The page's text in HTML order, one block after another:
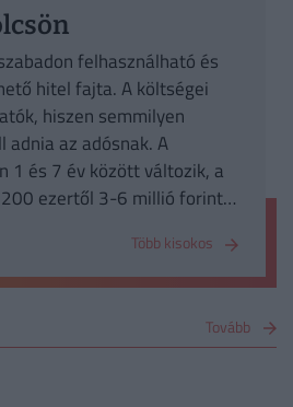
felhasználható és
hitel fajta. A költségei
hiszen semmilyen
az adósnak. A
1 és 7 év között változik, a
ezertől 3-6 millió forintig
autó vásárlására,
továbbképzésre,
célszerű felhasználni.
Több kisokos
Tovább